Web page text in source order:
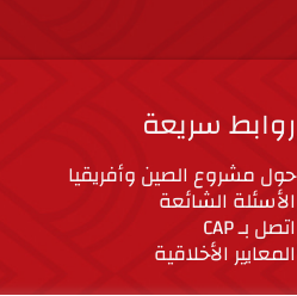
روابط سريعة
حول مشروع الصين وأفريقيا
الأسئلة الشائعة
اتصل بـ CAP
المعايير الأخلاقية